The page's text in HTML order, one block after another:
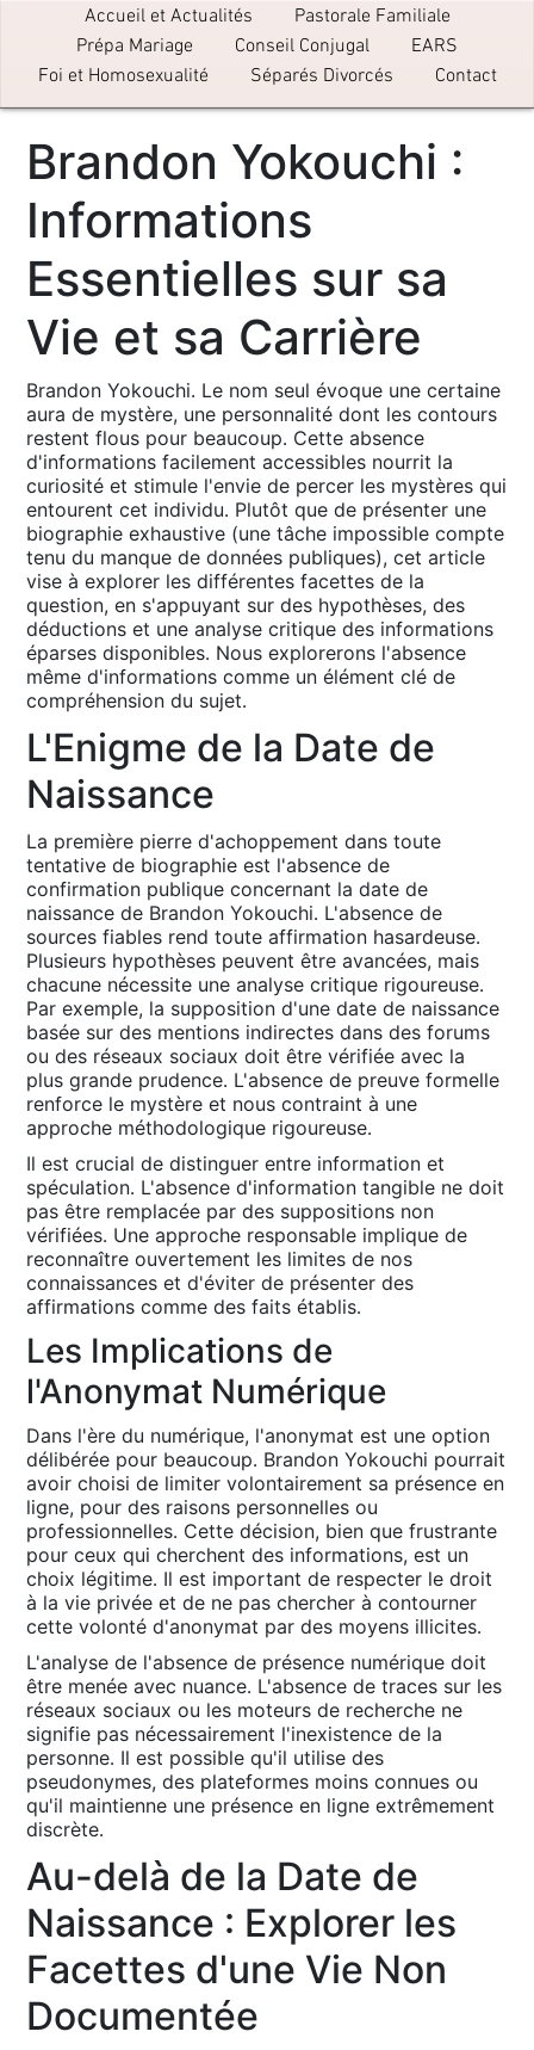
Accueil et Actualités
Pastorale Familiale
Prépa Mariage
Conseil Conjugal
EARS
Foi et Homosexualité
Séparés Divorcés Contact
Brandon Yokouchi :
Informations
Essentielles sur sa
Vie et sa Carrière
Brandon Yokouchi․ Le nom seul évoque une certaine
aura de mystère, une personnalité dont les contours
restent flous pour beaucoup․ Cette absence
d'informations facilement accessibles nourrit la
curiosité et stimule l'envie de percer les mystères qui
entourent cet individu․ Plutôt que de présenter une
biographie exhaustive (une tâche impossible compte
tenu du manque de données publiques), cet article
vise à explorer les différentes facettes de la
question, en s'appuyant sur des hypothèses, des
déductions et une analyse critique des informations
éparses disponibles․ Nous explorerons l'absence
même d'informations comme un élément clé de
compréhension du sujet․
L'Enigme de la Date de
Naissance
La première pierre d'achoppement dans toute
tentative de biographie est l'absence de
confirmation publique concernant la date de
naissance de Brandon Yokouchi․ L'absence de
sources fiables rend toute affirmation hasardeuse․
Plusieurs hypothèses peuvent être avancées, mais
chacune nécessite une analyse critique rigoureuse․
Par exemple, la supposition d'une date de naissance
basée sur des mentions indirectes dans des forums
ou des réseaux sociaux doit être vérifiée avec la
plus grande prudence․ L'absence de preuve formelle
renforce le mystère et nous contraint à une
approche méthodologique rigoureuse․
Il est crucial de distinguer entre information et
spéculation․ L'absence d'information tangible ne doit
pas être remplacée par des suppositions non
vérifiées․ Une approche responsable implique de
reconnaître ouvertement les limites de nos
connaissances et d'éviter de présenter des
affirmations comme des faits établis․
Les Implications de
l'Anonymat Numérique
Dans l'ère du numérique, l'anonymat est une option
délibérée pour beaucoup․ Brandon Yokouchi pourrait
avoir choisi de limiter volontairement sa présence en
ligne, pour des raisons personnelles ou
professionnelles․ Cette décision, bien que frustrante
pour ceux qui cherchent des informations, est un
choix légitime․ Il est important de respecter le droit
à la vie privée et de ne pas chercher à contourner
cette volonté d'anonymat par des moyens illicites․
L'analyse de l'absence de présence numérique doit
être menée avec nuance․ L'absence de traces sur les
réseaux sociaux ou les moteurs de recherche ne
signifie pas nécessairement l'inexistence de la
personne․ Il est possible qu'il utilise des
pseudonymes, des plateformes moins connues ou
qu'il maintienne une présence en ligne extrêmement
discrète․
Au-delà de la Date de
Naissance : Explorer les
Facettes d'une Vie Non
Documentée